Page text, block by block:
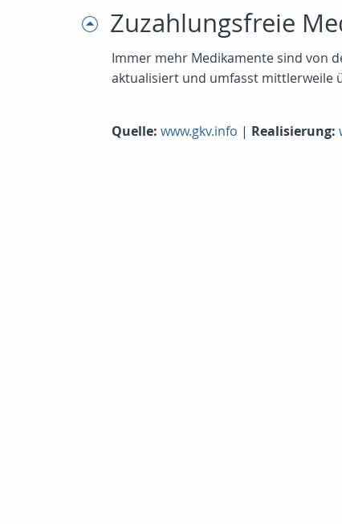
Zuzahlungsfreie
Immer mehr Medikamente sind von
aktualisiert und umfasst mittlerweile
Quelle: www.gkv.info | Realisierung: